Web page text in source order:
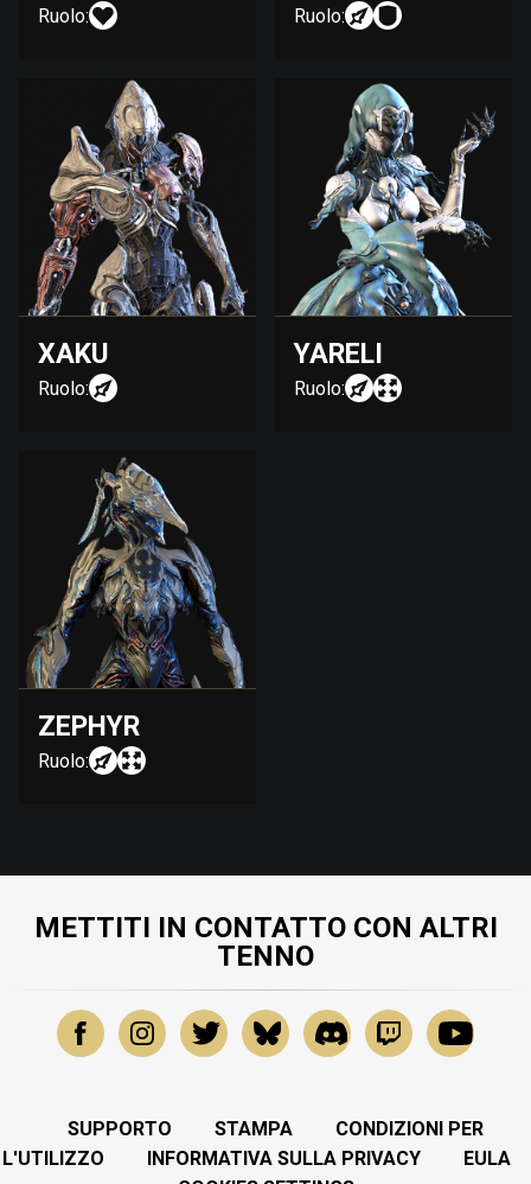
Ruolo: Ruolo:
XAKU
Ruolo:
YARELI
Ruolo:
ZEPHYR
Ruolo:
METTITI IN CONTATTO CON ALTRI
TENNO
SUPPORTO STAMPA
CONDIZIONI PER
L'UTILIZZO
INFORMATIVA SULLA PRIVACY
EULA